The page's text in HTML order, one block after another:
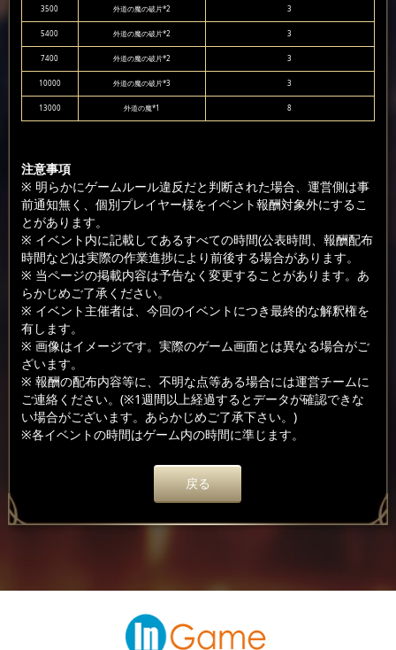
3500 外道の魔の破片*2 3
5400 外道の魔の破片*2 3
7400 外道の魔の破片*2 3
10000 外道の魔の破片*3 3
13000 外道の魔*1 8
注意事項
※ 明らかにゲームルール違反だと判断された場合、運営側は事
前通知無く、個別プレイヤー様をイベント報酬対象外にするこ
とがあります。
※ イベント内に記載してあるすべての時間(公表時間、報酬配布
時間など)は実際の作業進捗により前後する場合があります。
※ 当ページの掲載内容は予告なく変更することがあります。あ
らかじめご了承ください。
※ イベント主催者は、今回のイベントにつき最終的な解釈権を
有します。
※ 画像はイメージです。実際のゲーム画面とは異なる場合がご
ざいます。
※ 報酬の配布内容等に、不明な点等ある場合には運営チームに
ご連絡ください。(※1週間以上経過するとデータが確認できな
い場合がございます。あらかじめご了承下さい。)
※各イベントの時間はゲーム内の時間に準じます。
戻る